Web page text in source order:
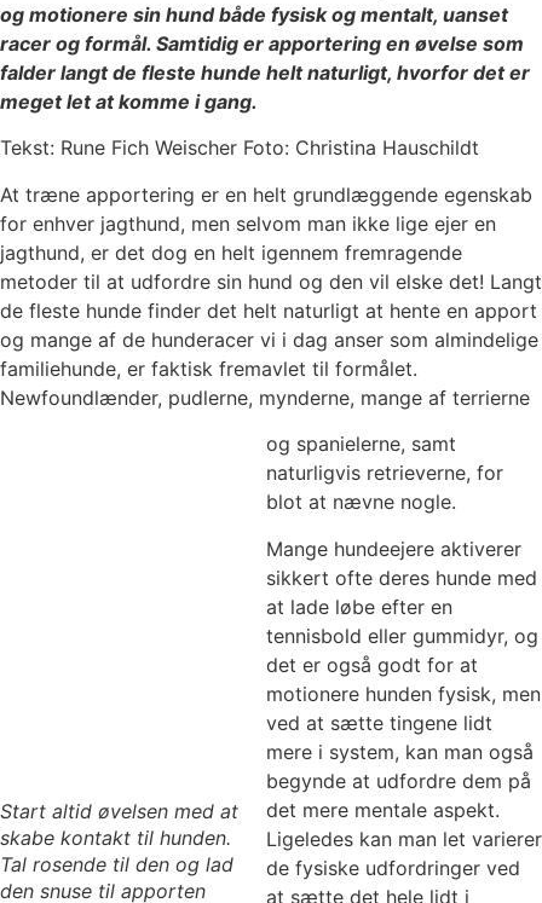
og motionere sin hund både fysisk og mentalt, uanset
racer og formål. Samtidig er apportering en øvelse som
falder langt de fleste hunde helt naturligt, hvorfor det er
meget let at komme i gang.
Tekst: Rune Fich Weischer Foto: Christina Hauschildt
At træne apportering er en helt grundlæggende egenskab
for enhver jagthund, men selvom man ikke lige ejer en
jagthund, er det dog en helt igennem fremragende
metoder til at udfordre sin hund og den vil elske det! Langt
de fleste hunde finder det helt naturligt at hente en apport
og mange af de hunderacer vi i dag anser som almindelige
familiehunde, er faktisk fremavlet til formålet.
Newfoundlænder, pudlerne, mynderne, mange af terrierne
Start altid øvelsen med at
skabe kontakt til hunden.
Tal rosende til den og lad
den snuse til apporten
og spanielerne, samt
naturligvis retrieverne, for
blot at nævne nogle.
Mange hundeejere aktiverer
sikkert ofte deres hunde med
at lade løbe efter en
tennisbold eller gummidyr, og
det er også godt for at
motionere hunden fysisk, men
ved at sætte tingene lidt
mere i system, kan man også
begynde at udfordre dem på
det mere mentale aspekt.
Ligeledes kan man let varierer
de fysiske udfordringer ved
at sætte det hele lidt i